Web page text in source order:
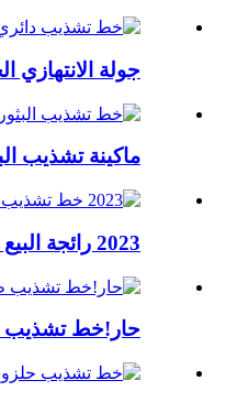
جولة
ماكينة تشذيب
2023 رائجة البيع حافة مزدوجة...
حار!خط تشذيب